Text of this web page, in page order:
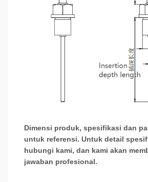
Dimensi produk, spesifikasi dan
untuk referensi. Untuk detail
hubungi kami, dan kami akan
jawaban profesional.